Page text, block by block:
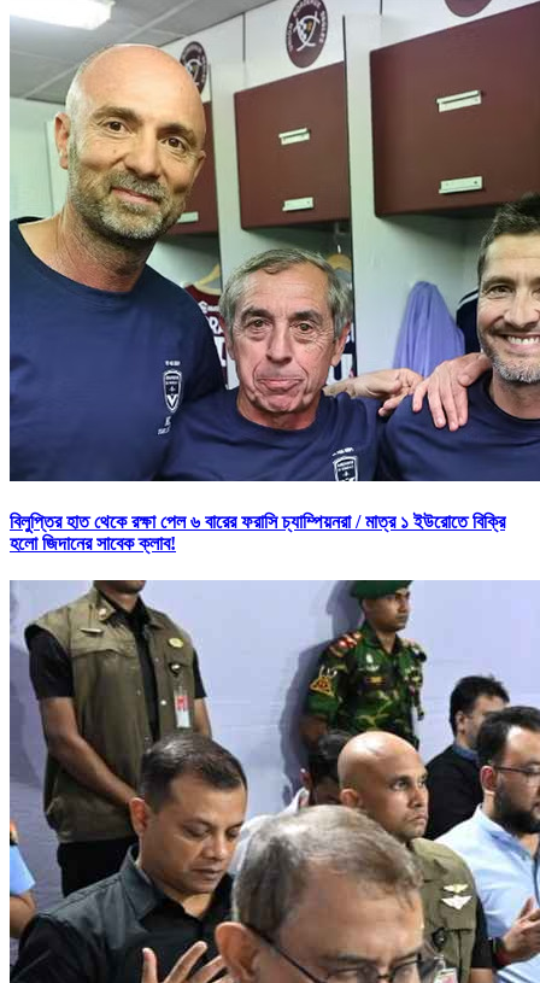
বিলুপ্তির হাত থেকে রক্ষা পেল ৬ বারের ফরাসি চ্যাম্পিয়নরা /মাত্র ১ ইউরোতে বিক্রি
হলো জিদানের সাবেক ক্লাব!